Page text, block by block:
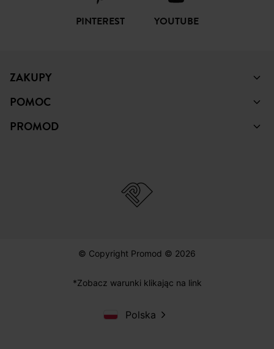
PINTEREST YOUTUBE
ZAKUPY
POMOC
PROMOD
© Copyright Promod © 2026
*Zobacz warunki klikając na link
Polska